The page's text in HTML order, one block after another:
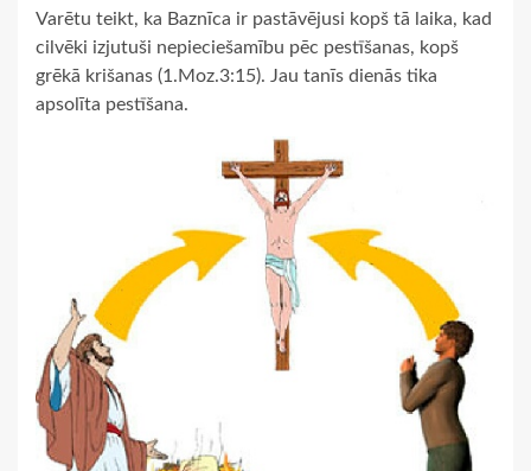
Varētu teikt, ka Baznīca ir pastāvējusi kopš tā laika, kad
cilvēki izjutuši nepieciešamību pēc pestīšanas, kopš
grēkā krišanas (1.Moz.3:15). Jau tanīs dienās tika
apsolīta pestīšana.